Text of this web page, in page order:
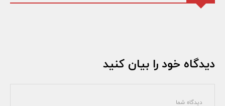
دیدگاه خود را بیان کنید